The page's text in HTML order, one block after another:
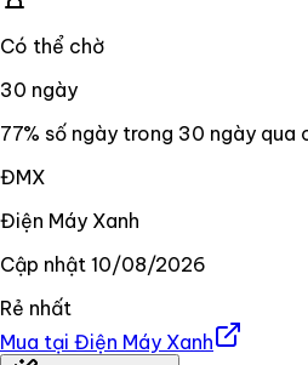
Có thể chờ
30 ngày
77% số ngày trong 30 ngày qua
ĐMX
Điện Máy Xanh
Cập nhật 10/08/2026
Rẻ nhất
Mua tại Điện Máy Xanh